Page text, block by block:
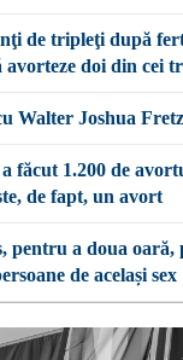
de tripleţi după
avorteze doi din cei
Walter Joshua
făcut 1.200 de
de fapt, un avort
pentru a doua
de același sex